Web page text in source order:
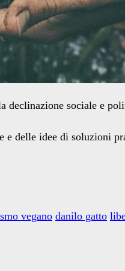
declinazione sociale e
delle idee di soluzioni
vegano danilo gatto